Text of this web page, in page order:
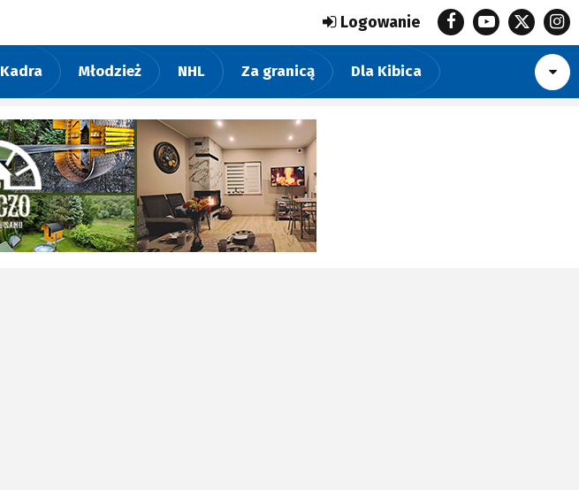
Kadra Młodzież NHL Za granicą Dla Kibica
Logowanie